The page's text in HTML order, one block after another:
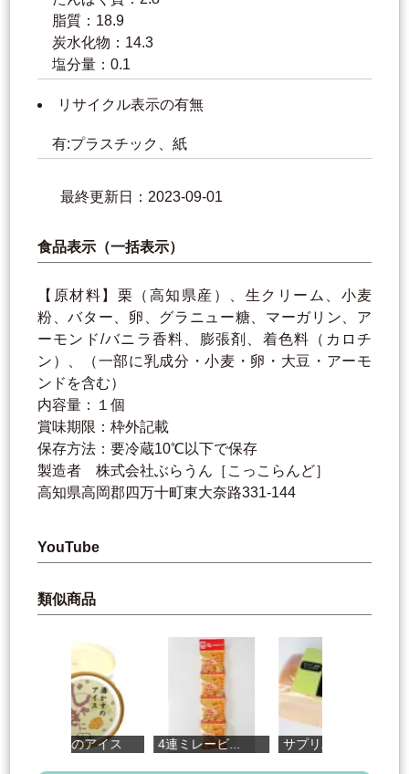
脂質：18.9
炭水化物：14.3
塩分量：0.1
リサイクル表示の有無
有:プラスチック、紙
最終更新日：2023-09-01
食品表示（一括表示）
【原材料】栗（高知県産）、生クリーム、小麦
粉、バター、卵、グラニュー糖、マーガリン、ア
ーモンド/バニラ香料、膨張剤、着色料（カロチ
ン）、（一部に乳成分・小麦・卵・大豆・アーモ
ンドを含む）
内容量：１個
賞味期限：枠外記載
保存方法：要冷蔵10℃以下で保存
製造者 株式会社ぶらうん［こっこらんど］
高知県高岡郡四万十町東大奈路331-144
YouTube
類似商品
酒かすのアイス 4連ミレービ... サプリパン ...